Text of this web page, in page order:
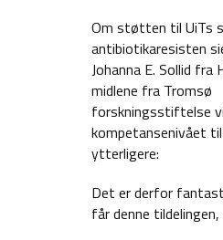
Om støtten til UiTs
antibiotikaresisten
Johanna E. Sollid fra
midlene fra Tromsø
forskningsstiftelse
kompetansenivået
ytterligere:
Det er derfor
får denne